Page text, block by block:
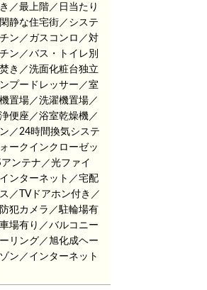
／最上階／日当たり
静な住宅街／システ
ン／ガスコンロ／対
ン／バス・トイレ別
き／洗面化粧台独立
プードレッサー／室
置場／洗濯機置場／
便座／浴室乾燥機／
／24時間換気システ
ークインクローゼッ
アンテナ／光ファイ
ンターネット／宅配
／TVドアホン付き／
犯カメラ／駐輪場有
場有り／バルコニー
リング／旭化成ヘー
ン／インターネット